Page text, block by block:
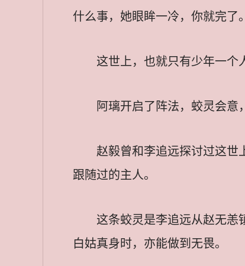
什么事，她眼眸一冷，你就完了。
这世上，也就只有少年一个
阿璃开启了阵法，蛟灵会意
赵毅曾和李追远探讨过这世
跟随过的主人。
这条蛟灵是李追远从赵无恙
白姑真身时，亦能做到无畏。